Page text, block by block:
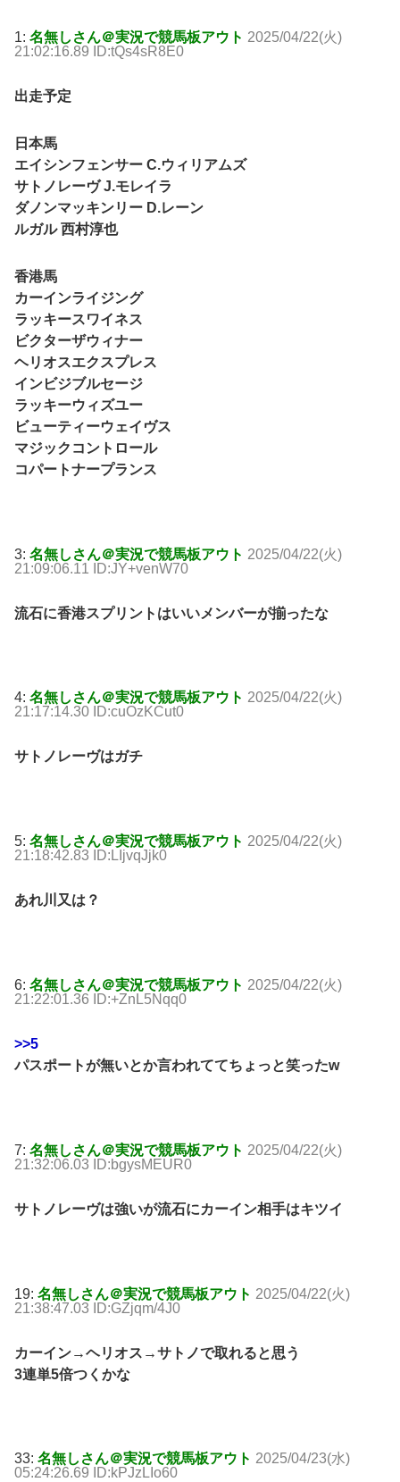
1: 名無しさん＠実況で競馬板アウト 2025/04/22(火)
21:02:16.89 ID:tQs4sR8E0
出走予定
日本馬
エイシンフェンサー C.ウィリアムズ
サトノレーヴ J.モレイラ
ダノンマッキンリー D.レーン
ルガル 西村淳也
香港馬
カーインライジング
ラッキースワイネス
ビクターザウィナー
ヘリオスエクスプレス
インビジブルセージ
ラッキーウィズユー
ビューティーウェイヴス
マジックコントロール
コパートナープランス
3: 名無しさん＠実況で競馬板アウト 2025/04/22(火)
21:09:06.11 ID:JY+venW70
流石に香港スプリントはいいメンバーが揃ったな
4: 名無しさん＠実況で競馬板アウト 2025/04/22(火)
21:17:14.30 ID:cuOzKCut0
サトノレーヴはガチ
5: 名無しさん＠実況で競馬板アウト 2025/04/22(火)
21:18:42.83 ID:LIjvqJjk0
あれ川又は？
6: 名無しさん＠実況で競馬板アウト 2025/04/22(火)
21:22:01.36 ID:+ZnL5Nqq0
>>5
パスポートが無いとか言われててちょっと笑ったw
7: 名無しさん＠実況で競馬板アウト 2025/04/22(火)
21:32:06.03 ID:bgysMEUR0
サトノレーヴは強いが流石にカーイン相手はキツイ
19: 名無しさん＠実況で競馬板アウト 2025/04/22(火)
21:38:47.03 ID:GZjqm/4J0
カーイン→ヘリオス→サトノで取れると思う
3連単5倍つくかな
33: 名無しさん＠実況で競馬板アウト 2025/04/23(水)
05:24:26.69 ID:kPJzLIo60